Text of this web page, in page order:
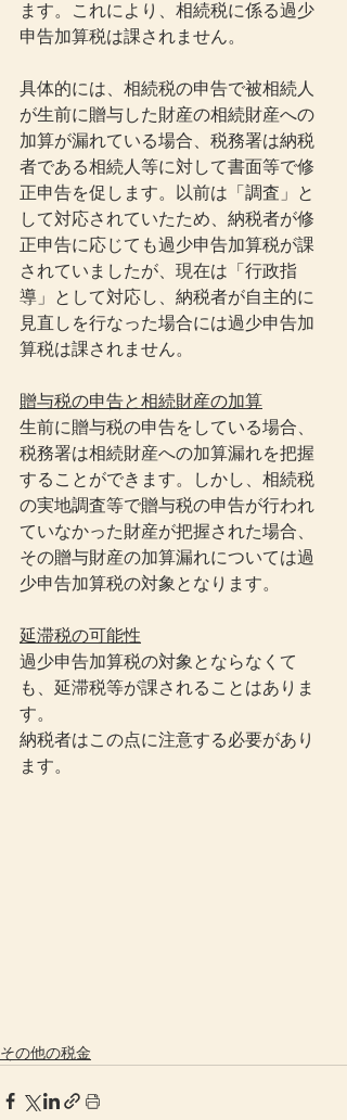
ます。これにより、相続税に係る過少
申告加算税は課されません。
具体的には、相続税の申告で被相続人
が生前に贈与した財産の相続財産への
加算が漏れている場合、税務署は納税
者である相続人等に対して書面等で修
正申告を促します。以前は「調査」と
して対応されていたため、納税者が修
正申告に応じても過少申告加算税が課
されていましたが、現在は「行政指
導」として対応し、納税者が自主的に
見直しを行なった場合には過少申告加
算税は課されません。
贈与税の申告と相続財産の加算
生前に贈与税の申告をしている場合、
税務署は相続財産への加算漏れを把握
することができます。しかし、相続税
の実地調査等で贈与税の申告が行われ
ていなかった財産が把握された場合、
その贈与財産の加算漏れについては過
少申告加算税の対象となります。
延滞税の可能性
過少申告加算税の対象とならなくて
も、延滞税等が課されることはありま
す。
納税者はこの点に注意する必要があり
ます。
その他の税金